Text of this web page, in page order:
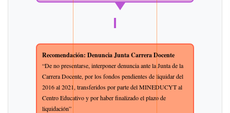
Recomendación: Denuncia Junta Carrera Docente
“De no presentarse, interponer denuncia ante la Junta de la
Carrera Docente, por los fondos pendientes de liquidar del
2016 al 2021, transferidos por parte del MINEDUCYT al
Centro Educativo y por haber finalizado el plazo de
liquidación”